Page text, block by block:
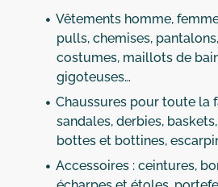
Vêtements homme,
pulls, chemises,
costumes, maillots de
gigoteuses…
Chaussures pour toute la
sandales, derbies,
bottes et bottines,
Accessoires : ceintures,